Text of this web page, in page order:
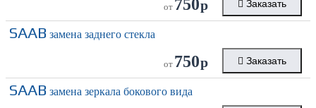
от 750р Заказать
SAAB замена заднего стекла
от 750р Заказать
SAAB замена зеркала бокового вида